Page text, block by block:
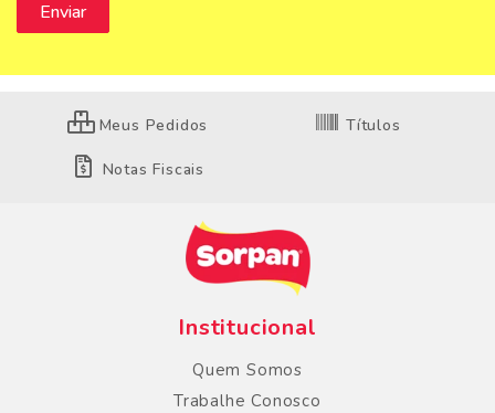
Meus Pedidos Títulos
Notas Fiscais
Institucional
Quem Somos
Trabalhe Conosco